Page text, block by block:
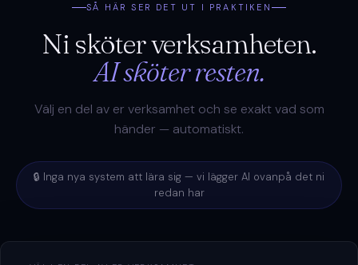
SÅ HÄR SER DET UT I PRAKTIKEN
Ni sköter verksamheten.
AI sköter resten.
Välj en del av er verksamhet och se exakt vad som
händer — automatiskt.
🔒 Inga nya system att lära sig — vi lägger AI ovanpå det ni
redan har